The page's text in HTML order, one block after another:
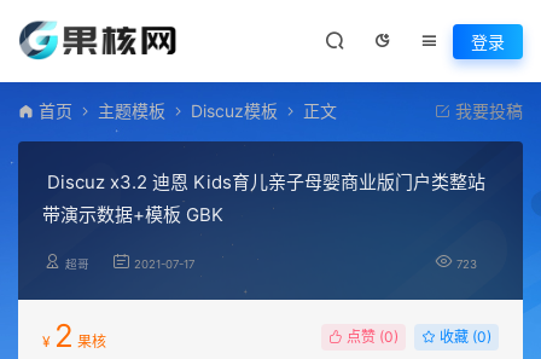
登录
首页 主题模板 Discuz模板 正文 我要投稿
Discuz x3.2 迪恩 Kids育儿亲子母婴商业版门户类整站
带演示数据+模板 GBK
超哥 2021-07-17 723
¥ 2 果核 点赞 (0) 收藏 (0)